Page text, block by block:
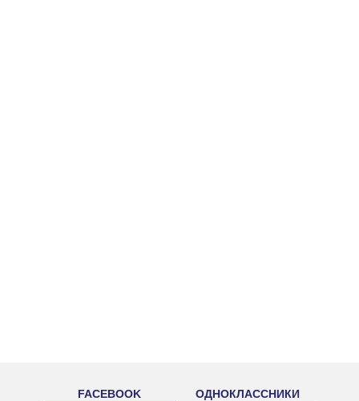
FACEBOOK ОДНОКЛАССНИКИ